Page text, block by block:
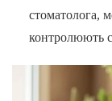
стоматолога,
контролюють